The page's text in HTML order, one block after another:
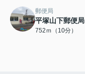
郵便局
平塚山下郵便局
752ｍ（10分）